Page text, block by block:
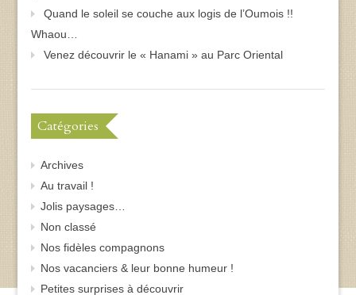
Quand le soleil se couche aux logis de l’Oumois !!
Whaou…
Venez découvrir le « Hanami » au Parc Oriental
Catégories
Archives
Au travail !
Jolis paysages…
Non classé
Nos fidèles compagnons
Nos vacanciers & leur bonne humeur !
Petites surprises à découvrir